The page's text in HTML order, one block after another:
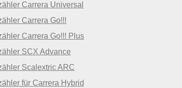
Carrera Universal
Carrera Go!!!
Carrera Go!!! Plus
SCX Advance
Scalextric ARC
für Carrera Hybrid